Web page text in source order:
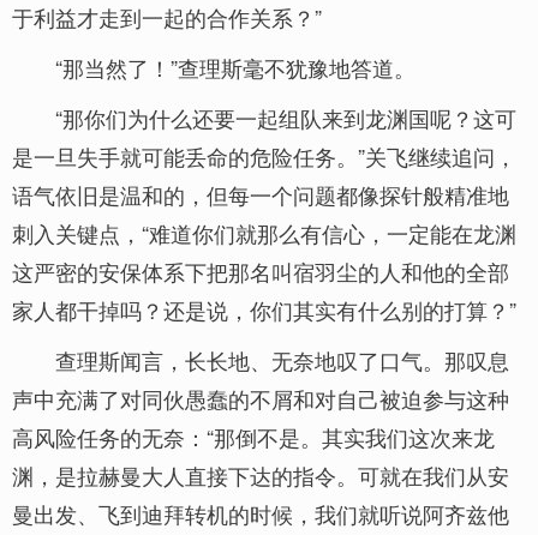
于利益才走到一起的合作关系？”
“那当然了！”查理斯毫不犹豫地答道。
“那你们为什么还要一起组队来到龙渊国呢？这可
是一旦失手就可能丢命的危险任务。”关飞继续追问，
语气依旧是温和的，但每一个问题都像探针般精准地
刺入关键点，“难道你们就那么有信心，一定能在龙渊
这严密的安保体系下把那名叫宿羽尘的人和他的全部
家人都干掉吗？还是说，你们其实有什么别的打算？”
查理斯闻言，长长地、无奈地叹了口气。那叹息
声中充满了对同伙愚蠢的不屑和对自己被迫参与这种
高风险任务的无奈：“那倒不是。其实我们这次来龙
渊，是拉赫曼大人直接下达的指令。可就在我们从安
曼出发、飞到迪拜转机的时候，我们就听说阿齐兹他